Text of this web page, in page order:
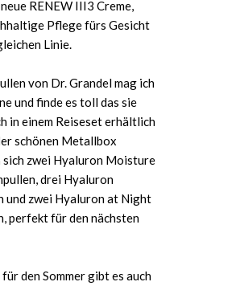
RENEW III3 Creme,
Pflege fürs Gesicht
Linie.
von Dr. Grandel mag ich
und finde es toll das sie
in einem Reiseset erhältlich
schönen Metallbox
sich zwei Hyaluron Moisture
drei Hyaluron
und zwei Hyaluron at Night
perfekt für den nächsten
für den Sommer gibt es auch